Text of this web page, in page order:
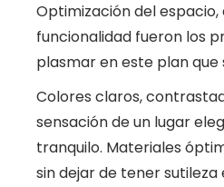
Optimización del
funcionalidad fueron los
plasmar en este plan
Colores claros,
sensación de un lugar
tranquilo. Materiales
sin dejar de tener sutileza